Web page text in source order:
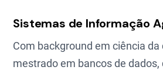
Sistemas de Informação
Com background em ciência
mestrado em bancos de dados,